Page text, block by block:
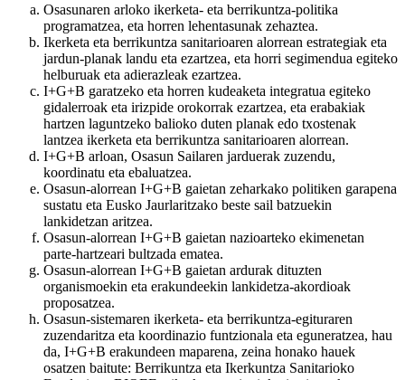
Osasunaren arloko ikerketa- eta berrikuntza-politika
programatzea, eta horren lehentasunak zehaztea.
Ikerketa eta berrikuntza sanitarioaren alorrean estrategiak eta
jardun-planak landu eta ezartzea, eta horri segimendua egiteko
helburuak eta adierazleak ezartzea.
I+G+B garatzeko eta horren kudeaketa integratua egiteko
gidalerroak eta irizpide orokorrak ezartzea, eta erabakiak
hartzen laguntzeko balioko duten planak edo txostenak
lantzea ikerketa eta berrikuntza sanitarioaren alorrean.
I+G+B arloan, Osasun Sailaren jarduerak zuzendu,
koordinatu eta ebaluatzea.
Osasun-alorrean I+G+B gaietan zeharkako politiken garapena
sustatu eta Eusko Jaurlaritzako beste sail batzuekin
lankidetzan aritzea.
Osasun-alorrean I+G+B gaietan nazioarteko ekimenetan
parte-hartzeari bultzada ematea.
Osasun-alorrean I+G+B gaietan ardurak dituzten
organismoekin eta erakundeekin lankidetza-akordioak
proposatzea.
Osasun-sistemaren ikerketa- eta berrikuntza-egituraren
zuzendaritza eta koordinazio funtzionala eta eguneratzea, hau
da, I+G+B erakundeen maparena, zeina honako hauek
osatzen baitute: Berrikuntza eta Ikerkuntza Sanitarioko